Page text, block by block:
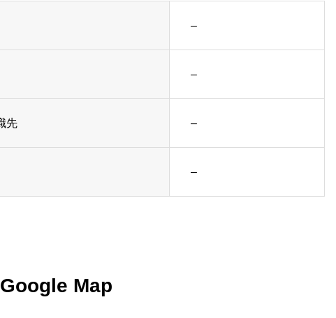
–
–
先 –
–
Google Map